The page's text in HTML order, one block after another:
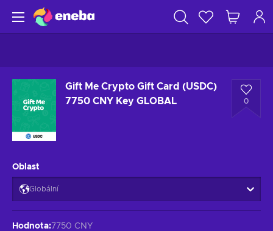
Gift Me Crypto Gift Card (USDC)
7750 CNY Key GLOBAL
0
Oblast
Globální
Hodnota:7750 CNY